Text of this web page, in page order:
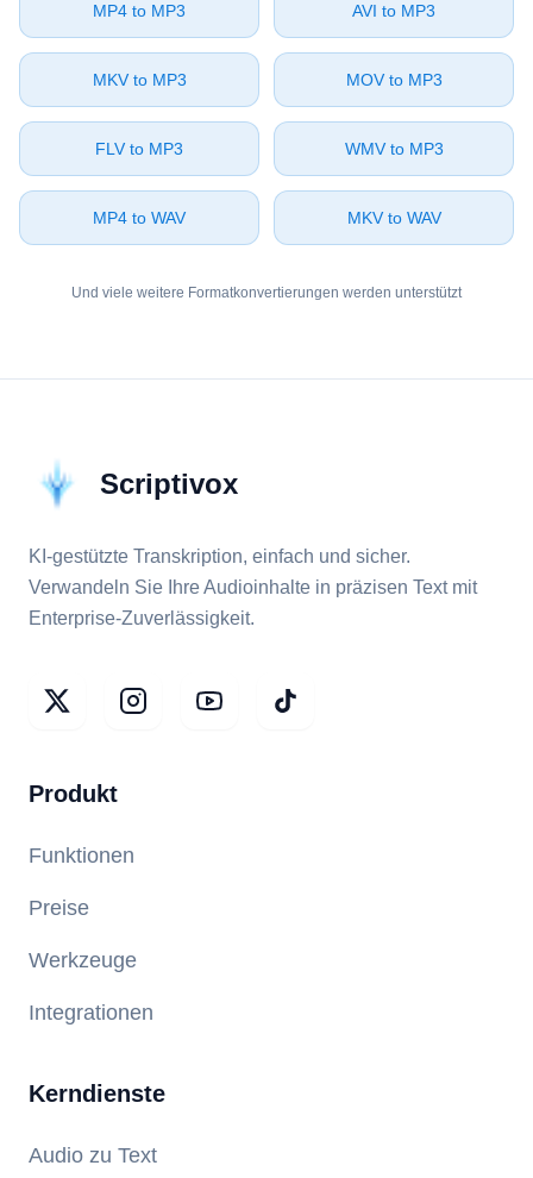
⁦MP4⁩ to ⁦MP3⁩ ⁦AVI⁩ to ⁦MP3⁩
⁦MKV⁩ to ⁦MP3⁩ ⁦MOV⁩ to ⁦MP3⁩
⁦FLV⁩ to ⁦MP3⁩ ⁦WMV⁩ to ⁦MP3⁩
⁦MP4⁩ to ⁦WAV⁩ ⁦MKV⁩ to ⁦WAV⁩
Und viele weitere Formatkonvertierungen werden unterstützt
Scriptivox
KI-gestützte Transkription, einfach und sicher.
Verwandeln Sie Ihre Audioinhalte in präzisen Text mit
Enterprise-Zuverlässigkeit.
Produkt
Funktionen
Preise
Werkzeuge
Integrationen
Kerndienste
Audio zu Text